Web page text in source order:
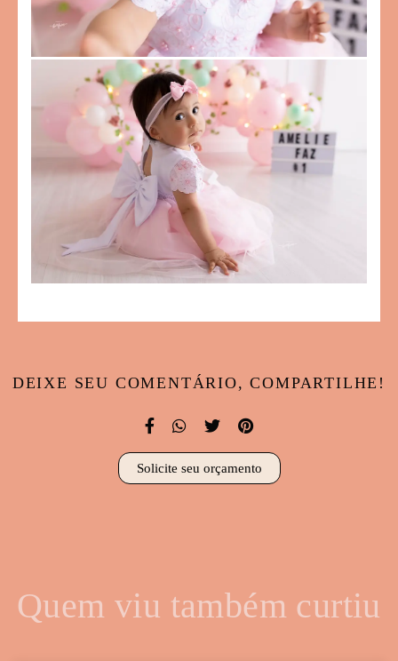
DEIXE SEU COMENTÁRIO, COMPARTILHE!
Solicite seu orçamento
Quem viu também curtiu